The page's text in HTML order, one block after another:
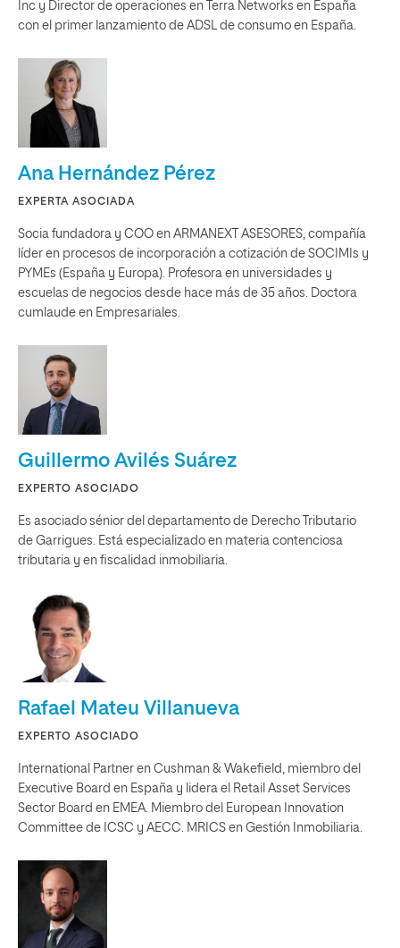
Inc y Director de operaciones en Terra Networks en España
con el primer lanzamiento de ADSL de consumo en España.
Ana Hernández Pérez
EXPERTA ASOCIADA
Socia fundadora y COO en ARMANEXT ASESORES, compañía
líder en procesos de incorporación a cotización de SOCIMIs y
PYMEs (España y Europa). Profesora en universidades y
escuelas de negocios desde hace más de 35 años. Doctora
cumlaude en Empresariales.
Guillermo Avilés Suárez
EXPERTO ASOCIADO
Es asociado sénior del departamento de Derecho Tributario
de Garrigues. Está especializado en materia contenciosa
tributaria y en fiscalidad inmobiliaria.
Rafael Mateu Villanueva
EXPERTO ASOCIADO
International Partner en Cushman & Wakefield, miembro del
Executive Board en España y lidera el Retail Asset Services
Sector Board en EMEA. Miembro del European Innovation
Committee de ICSC y AECC. MRICS en Gestión Inmobiliaria.